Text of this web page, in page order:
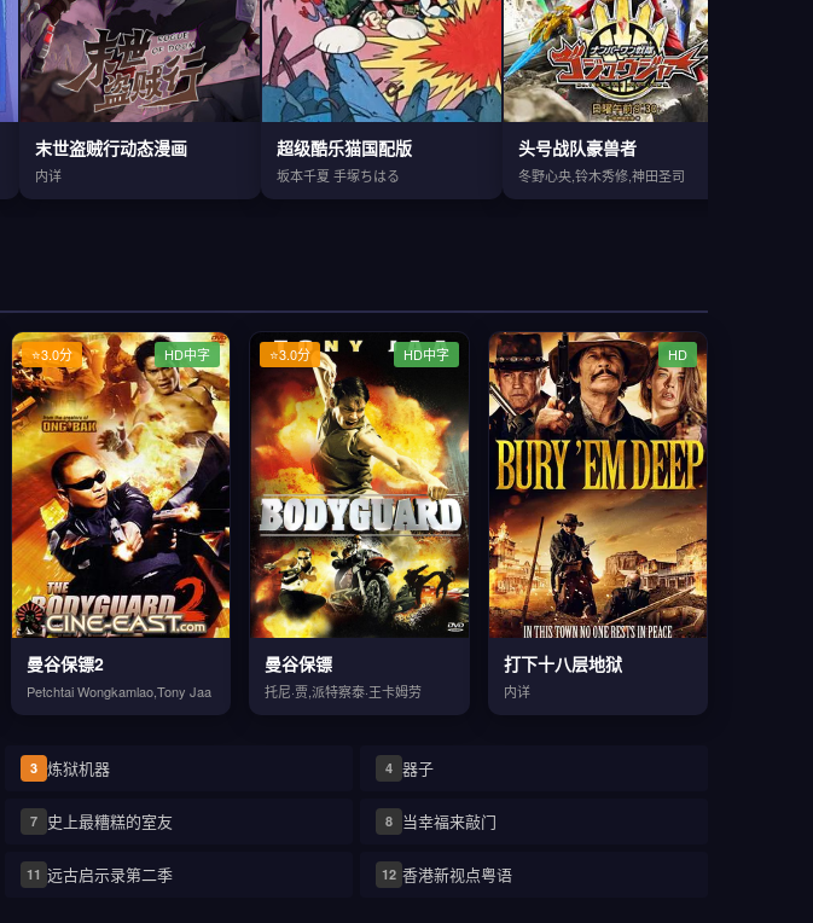
末世盗贼行动态漫画
内详
超级酷乐猫国配版
坂本千夏 手塚ちはる
头号战队豪兽者
冬野心央,铃木秀修,神田圣司
HD中字
⭐3.0分
曼谷保镖2
Petchtai Wongkamlao,Tony Jaa
HD中字
⭐3.0分
曼谷保镖
托尼·贾,派特察泰·王卡姆劳
HD
打下十八层地狱
内详
3 炼狱机器 4 器子
7 史上最糟糕的室友 8 当幸福来敲门
11 远古启示录第二季 12 香港新视点粤语